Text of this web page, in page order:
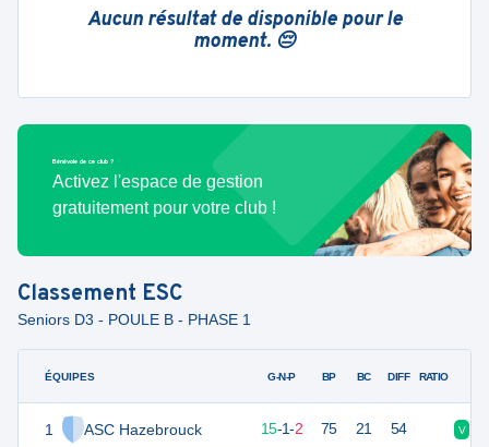
Aucun résultat de disponible pour le
moment. 😔
Bénévole de ce club ?
Activez l'espace de gestion
gratuitement pour votre club !
Classement ESC
Seniors D3 - POULE B - PHASE 1
ÉQUIPES
1 ASC Hazebrouck
G-N-P BP BC DIFF RATIO
46 15-1-2 75 21 54 V